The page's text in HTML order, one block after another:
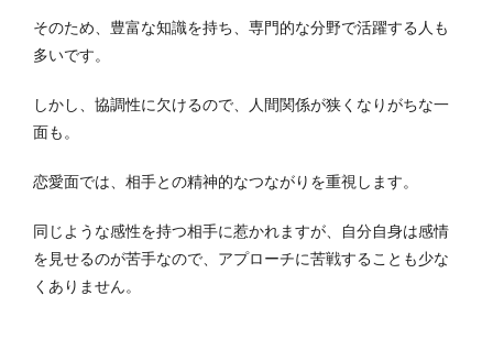
そのため、豊富な知識を持ち、専門的な分野で活躍する人も
多いです。
しかし、協調性に欠けるので、人間関係が狭くなりがちな一
面も。
恋愛面では、相手との精神的なつながりを重視します。
同じような感性を持つ相手に惹かれますが、自分自身は感情
を見せるのが苦手なので、アプローチに苦戦することも少な
くありません。